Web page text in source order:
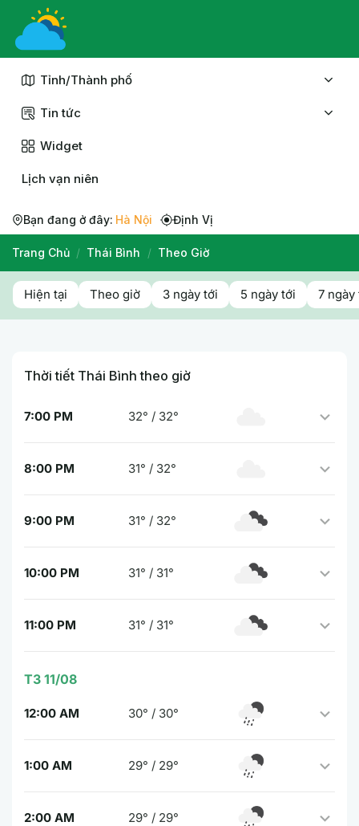
Chuyển
nội
Tỉnh/Thành phố
Tin tức
Widget
Lịch vạn niên
Bạn đang ở đây: Hà Nội Định Vị
Trang Chủ / Thái Bình / Theo Giờ
Hiện tại Theo giờ 3 ngày tới 5 ngày tới 7 ngày
Thời tiết Thái Bình theo giờ
7:00 PM 32° / 32°
8:00 PM 31° / 32°
9:00 PM 31° / 32°
10:00 PM 31° / 31°
11:00 PM 31° / 31°
T3 11/08
12:00 AM 30° / 30°
1:00 AM 29° / 29°
2:00 AM 29° / 29°